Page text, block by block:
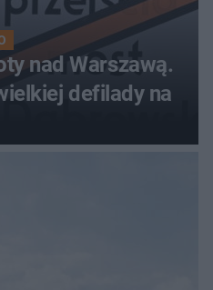
nad Warszawą.
defilady na